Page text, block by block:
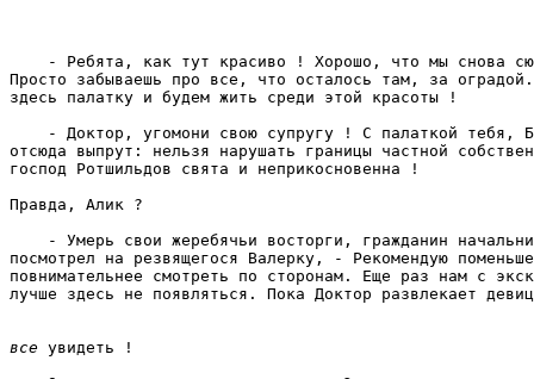
- Ребята, как тут красиво ! Хорошо, что мы снова
Просто забываешь про все, что осталось там, за
здесь палатку и будем жить среди этой красоты !
- Доктор, угомони свою супругу ! С палаткой тебя,
отсюда выпрут: нельзя нарушать границы частной
господ Ротшильдов свята и неприкосновенна !
Правда, Алик ?
- Умерь свои жеребячьи восторги, гражданин
посмотрел на резвящегося Валерку, - Рекомендую
повнимательнее смотреть по сторонам. Еще раз нам с
все увидеть !